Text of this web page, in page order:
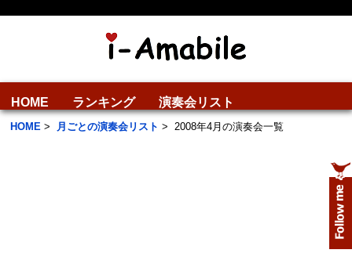
HOME ランキング 演奏会リスト
HOME > 月ごとの演奏会リスト > 2008年4月の演奏会一覧